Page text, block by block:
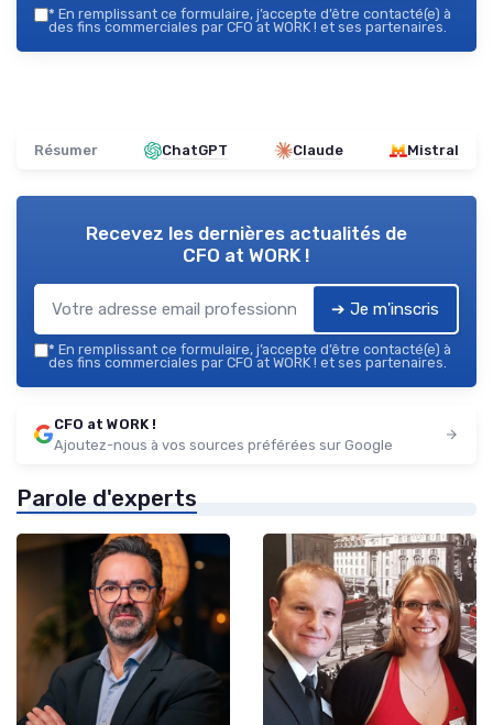
* En remplissant ce formulaire, j’accepte d’être contacté(e) à
des fins commerciales par CFO at WORK ! et ses partenaires.
Résumer ChatGPT Claude Mistral
Recevez les dernières actualités de
CFO at WORK !
➔ Je m'inscris
* En remplissant ce formulaire, j’accepte d’être contacté(e) à
des fins commerciales par CFO at WORK ! et ses partenaires.
CFO at WORK !
Ajoutez-nous à vos sources préférées sur Google
Parole d'experts